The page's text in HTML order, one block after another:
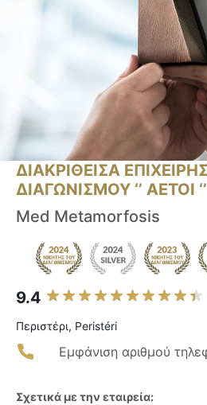
ΔΙΑΚΡΙΘΕΙΣΑ
ΔΙΑΓΩΝΙΣΜΟΥ ‘’ ΑΕΤΟΙ ‘’
Med Metamorfosis
9.4
Περιστέρι, Peristéri
Εμφάνιση αριθμού
Σχετικά με την εταιρεία: